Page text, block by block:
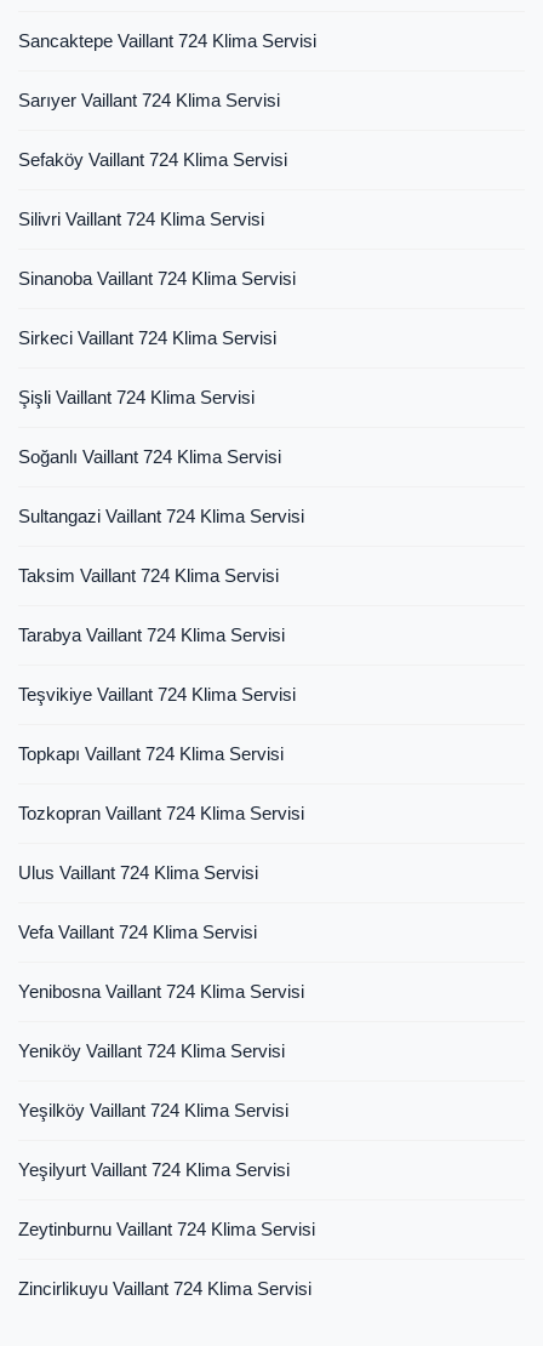
Sancaktepe Vaillant 724 Klima Servisi
Sarıyer Vaillant 724 Klima Servisi
Sefaköy Vaillant 724 Klima Servisi
Silivri Vaillant 724 Klima Servisi
Sinanoba Vaillant 724 Klima Servisi
Sirkeci Vaillant 724 Klima Servisi
Şişli Vaillant 724 Klima Servisi
Soğanlı Vaillant 724 Klima Servisi
Sultangazi Vaillant 724 Klima Servisi
Taksim Vaillant 724 Klima Servisi
Tarabya Vaillant 724 Klima Servisi
Teşvikiye Vaillant 724 Klima Servisi
Topkapı Vaillant 724 Klima Servisi
Tozkopran Vaillant 724 Klima Servisi
Ulus Vaillant 724 Klima Servisi
Vefa Vaillant 724 Klima Servisi
Yenibosna Vaillant 724 Klima Servisi
Yeniköy Vaillant 724 Klima Servisi
Yeşilköy Vaillant 724 Klima Servisi
Yeşilyurt Vaillant 724 Klima Servisi
Zeytinburnu Vaillant 724 Klima Servisi
Zincirlikuyu Vaillant 724 Klima Servisi